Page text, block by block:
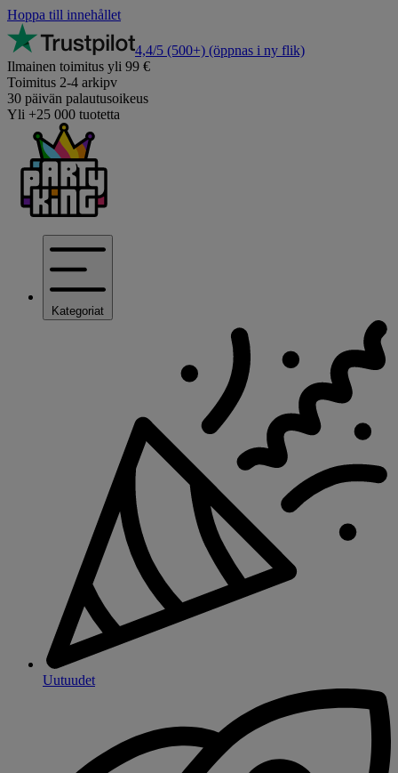
Hoppa till innehållet
4,4/5 (500+) (öppnas i ny flik)
Ilmainen toimitus yli 99 €
Toimitus 2-4 arkipv
30 päivän palautusoikeus
Yli +25 000 tuotetta
Kategoriat
Uutuudet